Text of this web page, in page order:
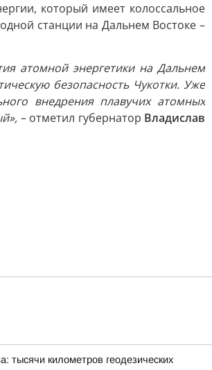
который имеет колоссальное
станции на Дальнем Востоке –
атомной энергетики на Дальнем
безопасность Чукотки. Уже
внедрения плавучих атомных
– отметил губернатор Владислав
километров геодезических